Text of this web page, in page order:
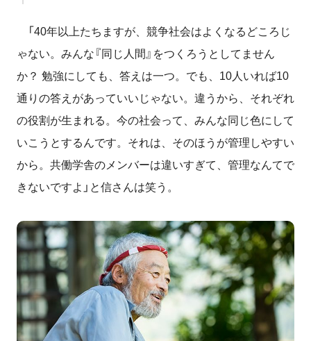
「40年以上たちますが、競争社会はよくなるどころじ
ゃない。みんな『同じ人間』をつくろうとしてません
か？ 勉強にしても、答えは一つ。でも、10人いれば10
通りの答えがあっていいじゃない。違うから、それぞれ
の役割が生まれる。今の社会って、みんな同じ色にして
いこうとするんです。それは、そのほうが管理しやすい
から。共働学舎のメンバーは違いすぎて、管理なんてで
きないですよ」と信さんは笑う。